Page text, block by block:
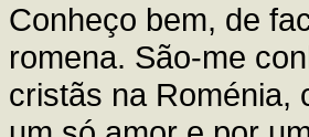
Conheço bem, de
romena. São-me
cristãs na Roménia,